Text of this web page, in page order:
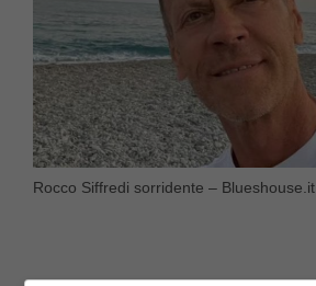
Rocco Siffredi sorridente – Blueshouse.it